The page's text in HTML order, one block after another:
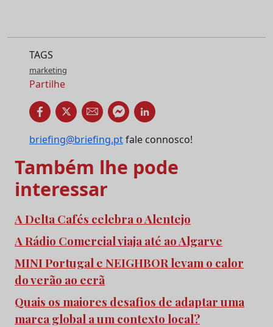
TAGS
marketing
Partilhe
briefing@briefing.ptfale connosco!
Também lhe pode
interessar
A Delta Cafés celebra o Alentejo
A Rádio Comercial viaja até ao Algarve
MINI Portugal e NEIGHBOR levam o calor
do verão ao ecrã
Quais os maiores desafios de adaptar uma
marca global a um contexto local?